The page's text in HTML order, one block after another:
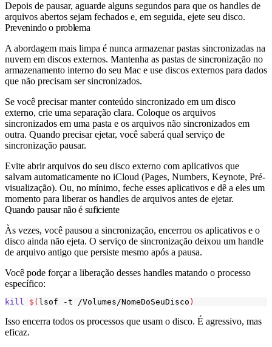
Depois de pausar, aguarde alguns segundos para que os handles de
arquivos abertos sejam fechados e, em seguida, ejete seu disco.
Prevenindo o problema
A abordagem mais limpa é nunca armazenar pastas sincronizadas na
nuvem em discos externos. Mantenha as pastas de sincronização no
armazenamento interno do seu Mac e use discos externos para dados
que não precisam ser sincronizados.
Se você precisar manter conteúdo sincronizado em um disco
externo, crie uma separação clara. Coloque os arquivos
sincronizados em uma pasta e os arquivos não sincronizados em
outra. Quando precisar ejetar, você saberá qual serviço de
sincronização pausar.
Evite abrir arquivos do seu disco externo com aplicativos que
salvam automaticamente no iCloud (Pages, Numbers, Keynote, Pré-
visualização). Ou, no mínimo, feche esses aplicativos e dê a eles um
momento para liberar os handles de arquivos antes de ejetar.
Quando pausar não é suficiente
Às vezes, você pausou a sincronização, encerrou os aplicativos e o
disco ainda não ejeta. O serviço de sincronização deixou um handle
de arquivo antigo que persiste mesmo após a pausa.
Você pode forçar a liberação desses handles matando o processo
específico:
kill $( lsof -t /Volumes/NomeDoSeuDisco )
Isso encerra todos os processos que usam o disco. É agressivo, mas
eficaz.